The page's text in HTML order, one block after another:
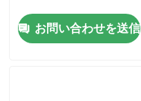
工場旅行
お問い合わせを送信